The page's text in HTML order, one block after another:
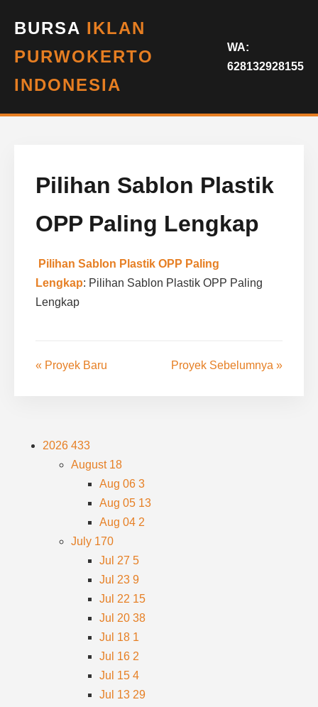
BURSA IKLAN
PURWOKERTO
INDONESIA
WA:
628132928155
Pilihan Sablon Plastik
OPP Paling Lengkap
Pilihan Sablon Plastik OPP Paling
Lengkap: Pilihan Sablon Plastik OPP Paling
Lengkap
« Proyek Baru Proyek Sebelumnya »
2026 433
August 18
Aug 06 3
Aug 05 13
Aug 04 2
July 170
Jul 27 5
Jul 23 9
Jul 22 15
Jul 20 38
Jul 18 1
Jul 16 2
Jul 15 4
Jul 13 29